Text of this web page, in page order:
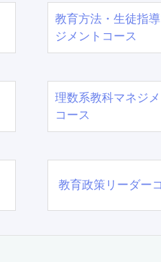
教育方法・生徒指
ジメントコース
理数系教科マネジメ
コース
教育政策リーダー